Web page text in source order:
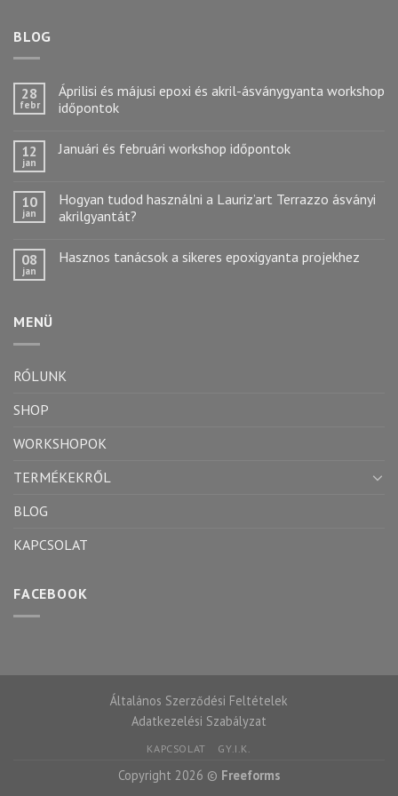
BLOG
28
febr
Áprilisi és májusi epoxi és akril-ásványgyanta workshop
időpontok
12
jan
Januári és februári workshop időpontok
10
jan
Hogyan tudod használni a Lauriz’art Terrazzo ásványi
akrilgyantát?
08
jan
Hasznos tanácsok a sikeres epoxigyanta projekhez
MENÜ
RÓLUNK
SHOP
WORKSHOPOK
TERMÉKEKRŐL
BLOG
KAPCSOLAT
FACEBOOK
Általános Szerződési Feltételek
Adatkezelési Szabályzat
KAPCSOLAT GY.I.K.
Copyright 2026 © Freeforms